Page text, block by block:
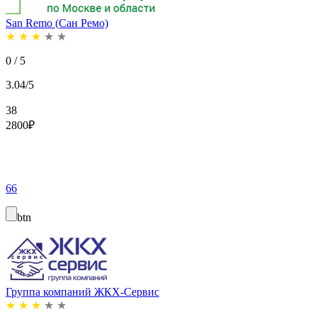
San Remo (Сан Ремо)
★ ★ ★ ★ ★
0 / 5
3.04/5
38
2800₽
66
btn
Группа компаний ЖКХ-Сервис
★ ★ ★ ★ ★